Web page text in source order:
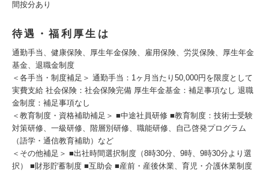
間按分あり
待遇・福利厚生は
通勤手当、健康保険、厚生年金保険、雇用保険、労災保険、厚生年金
基金、退職金制度
＜各手当・制度補足＞ 通勤手当：1ヶ月当たり50,000円を限度として
実費支給 社会保険：社会保険完備 厚生年金基金：補足事項なし 退職
金制度：補足事項なし
＜教育制度・資格補助補足＞ ■中途社員研修 ■教育制度：技術士受験
対策研修、一級研修、階層別研修、職能研修、自己啓発プログラム
（語学・通信教育補助）など
＜その他補足＞ ■出社時間選択制度（8時30分、9時、9時30分より選
択） ■財形貯蓄制度 ■互助会 ■産前・産後休業、育児・介護休業制度